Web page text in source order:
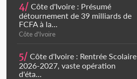
4/ Côte d'Ivoire : Présumé
détournement de 39 milliards de
FCFA à la...
Côte d'Ivoire
5/ Côte d'Ivoire : Rentrée Scolaire
2026-2027, vaste opération
d'éta...